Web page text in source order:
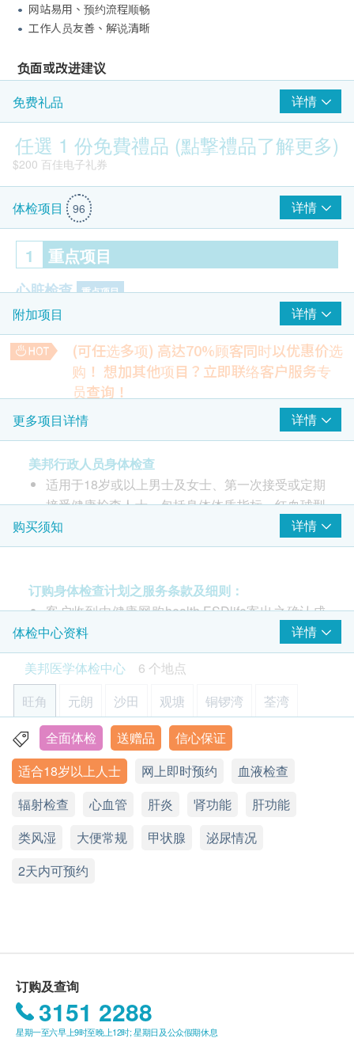
网站易用、预约流程顺畅
工作人员友善、解说清晰
负面或改进建议
部分分店设备较旧或环境一般，需提升
抽血经验部分不稳定，需加强培训
报告发放速度有时偏慢，建议提高效率
出席前提醒与预约变更通知需改进
结论
本服务以广泛的检查项目、透明的价格与便利的地点网络为核心
优势，适合追求高性价比、工作繁忙且希望快速完成体检的个
人、家庭及企业员工。如你重视易于比较、可多地点选择及高效
完成流程，此体检中心是值得考虑的选择。
此部分内容由AI自动生成，可能包含错误或不完整之处，请审慎参考。
Cheung B***
很多選擇，可比較，足夠彈性
订购客服解释详尽 可比较不 同检查计划 体检环境舒适​
Chan
身体检查项目全
查看所有评论
免费礼品 详情
任選 1 份免費禮品 (點撃禮品了解更多)
$200 百佳电子礼券
$500 Hutchgo.com 旅遊礼券
$200扣减优惠 (不可与优惠码叠加使用)
体检项目 96 详情
1 重点项目
心脏检查 重点项目
乳酸脱氢酶
总肌酸磷激酵素
高敏度心肌肌钙蛋白 I
基本健康评估 重点项目
血压
血脂 重点项目
总胆固醇
甘油三酯
高密度胆固醇
低密度胆固醇
糖尿 重点项目
血糖
2 基本项目
基本健康评估
身高
脉搏率
脉压差测试
体质指标
身体组合
节段脂肪分析
基础代谢率
附加项目 详情
(可任选多项) 高达70%顾客同时以优惠价选
购！ 想加其他项目？立即联络客户服务专
员查询！
柏氏子宫颈液基薄片检查
除可检查子宫颈癌前期病变外，亦可知是否有其他妇科隐患
(只限有性经验女性)
34% off
HK$410.0 HK$620
肺X光平片
基本的肺部检查
4合1心血管疾病伸延检查
检查能反映患多种心血管疾病的可能性、预测中风危险及血凝
固问题
HK$600.0
更多项目详情 详情
美邦行政人员身体检查
适用于18岁或以上男士及女士、第一次接受或定期
接受健康检查人士。包括身体体质指标、红血球型
态、心脏检查、血液检查、血脂、血糖、胰脏、肾
功能、泌尿情况、痛风、大便、身体幅射量度。
高敏度心肌肌钙蛋白I (hs-Troponin I) — 心肌受损标
志
心肌受损，如急性心肌梗塞、急性冠状动脉疾病，
高敏度心肌肌钙蛋白I (hs-Troponin I)才会升高。可
以作为近期心肌梗塞或再梗塞的判断依据，也可以
用来预测梗塞范围以及预防。
患者可于心脏病发及血管出现问题数月至一年前，
甚至在毫无病征的情况下，能准确地测试出心脏病
发的机会，及评估病人将来患上心脏病的可能性。
直接评估心脏心律标记物，可识别患者及阻止病情
心脏病发
LDH是细胞将糖转换成能量时所需的酵素之一，广泛
总肌酸磷激酵素
主要存在于骨骼肌、脑和心肌组织中。血浓度上升主
购买须知 详情
订购身体检查计划之服务条款及细则：
客户收到由健康网购health.ESDlife寄出之确认成
功付款电邮后，美邦医学体检中心将于随后1-2个
工作天的办公时间内，致电客户预约身体检查的时
间及地点。客户亦可致电查询或在订单确认后1个
工作天致电该中心预约 (电话：2369 0680)。
购买计划后可安排由健康网购health.ESDlife发出
的正式收据，并于7-14个工作天后寄出。客户可于
购买时提出收据要求，或经以下方法联络客户服务
员: 电邮 (support@esdlife.com) 或电话 (3151
2288)。
健康检查计划只适用于10岁或以上之人士
未成年客人体检指引 (10岁至18歳以下人士)
(1) 有家长或监护人陪同者
由其他成年人陪同到中心，出示已签署的同意书及
签署者的身份证明文件副本，经核实无误后可提供
服务。
体检中心资料
详情
美邦医学体检中心
6 个地点
旺角
元朗 沙田 观塘 铜锣湾 荃湾
旺角亚皆老街8号朗豪坊办公室大楼11楼
显示地图
星期一至六︰9:00a.m. – 1:00p.m.; 2:00p.m. – 6:00p.m.
热线电话：(852) 2369 0680
全面体检 送赠品
信心保证
适合18岁以上人士
网上即时预约
血液检查
辐射检查
心血管 肝炎 肾功能
肝功能
类风湿
大便常规 甲状腺
泌尿情况
2天内可预约
订购及查询
3151 2288
星期一至六早上9时至晚上12时; 星期日及公众假期休息